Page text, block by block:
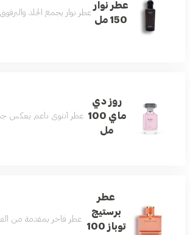
عطر نوار
150 مل
عطر نوار يجمع الجلد
روز دي
ماي 100
مل
عطر أنثوي ناعم يعكس
عطر
برستيج
توباز 100
عطر فاخر بمقدمة من